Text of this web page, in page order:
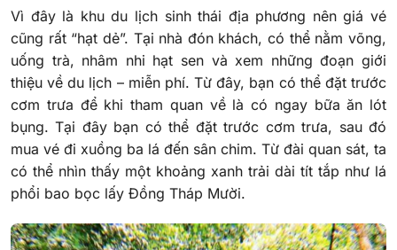
Vì đây là khu du lịch sinh thái địa phương nên giá vé
cũng rất “hạt dẻ”. Tại nhà đón khách, có thể nằm võng,
uống trà, nhâm nhi hạt sen và xem những đoạn giới
thiệu về du lịch – miễn phí. Từ đây, bạn có thể đặt trước
cơm trưa để khi tham quan về là có ngay bữa ăn lót
bụng.Tại đây bạn có thể đặt trước cơm trưa, sau đó
mua vé đi xuồng ba lá đến sân chim. Từ đài quan sát, ta
có thể nhìn thấy một khoảng xanh trải dài tít tắp như lá
phổi bao bọc lấy Đồng Tháp Mười.